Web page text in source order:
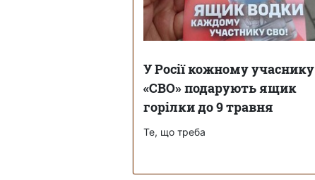
У Росії кожному учаснику
«СВО» подарують ящик
горілки до 9 травня
Те, що треба